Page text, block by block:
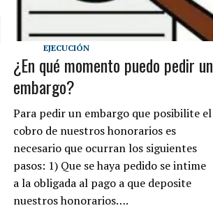
EJECUCIÓN
¿En qué momento puedo pedir un
embargo?
Para pedir un embargo que posibilite el
cobro de nuestros honorarios es
necesario que ocurran los siguientes
pasos: 1) Que se haya pedido se intime
a la obligada al pago a que deposite
nuestros honorarios….